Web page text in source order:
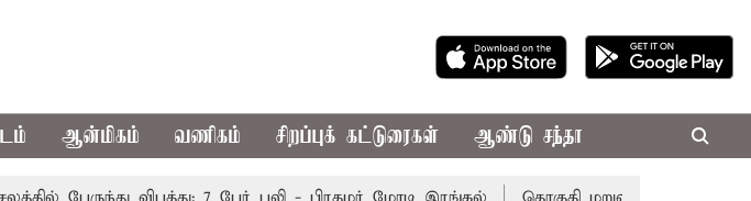
ஆன்மிகம் வணிகம் சிறப்புக் கட்டுரைகள் ஆண்டு சந்தா